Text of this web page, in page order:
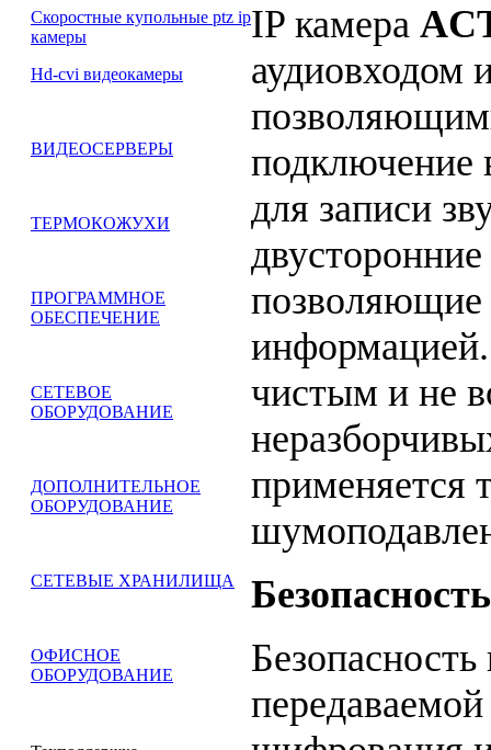
Скоростные купольные ptz ip
камеры
Hd-cvi видеокамеры
ВИДЕОСЕРВЕРЫ
ТЕРМОКОЖУХИ
ПРОГРАММНОЕ
ОБЕСПЕЧЕНИЕ
СЕТЕВОЕ
ОБОРУДОВАНИЕ
ДОПОЛНИТЕЛЬНОЕ
ОБОРУДОВАНИЕ
СЕТЕВЫЕ ХРАНИЛИЩА
ОФИСНОЕ
ОБОРУДОВАНИЕ
IP камера
аудиовходом
подключение
для записи
позволяющие
чистым и не
применяется
Безопасность